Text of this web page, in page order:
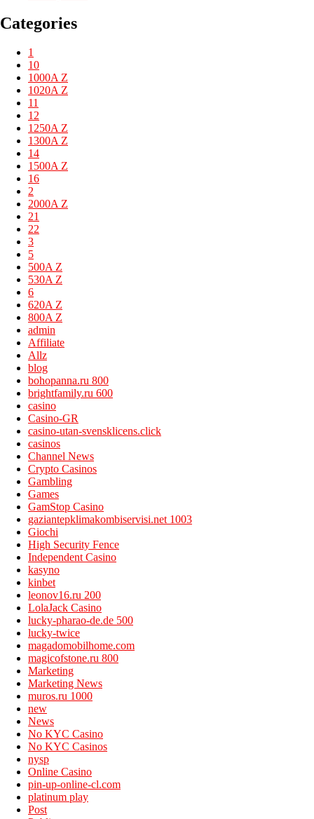
Categories
1
10
1000A Z
1020A Z
11
12
1250A Z
1300A Z
14
1500A Z
16
2
2000A Z
21
22
3
5
500A Z
530A Z
6
620A Z
800A Z
admin
Affiliate
Allz
blog
bohopanna.ru 800
brightfamily.ru 600
casino
Casino-GR
casino-utan-svensklicens.click
casinos
Channel News
Crypto Casinos
Gambling
Games
GamStop Casino
gaziantepklimakombiservisi.net 1003
Giochi
High Security Fence
Independent Casino
kasyno
kinbet
leonov16.ru 200
LolaJack Casino
lucky-pharao-de.de 500
lucky-twice
magadomobilhome.com
magicofstone.ru 800
Marketing
Marketing News
muros.ru 1000
new
News
No KYC Casino
No KYC Casinos
nysp
Online Casino
pin-up-online-cl.com
platinum play
Post